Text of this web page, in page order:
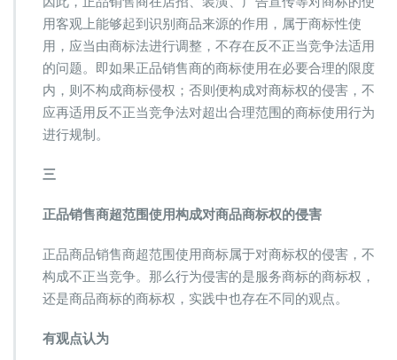
用客观上能够起到识别商品来源的作用，属于商标性使
用，应当由商标法进行调整，不存在反不正当竞争法适用
的问题。即如果正品销售商的商标使用在必要合理的限度
内，则不构成商标侵权；否则便构成对商标权的侵害，不
应再适用反不正当竞争法对超出合理范围的商标使用行为
进行规制。
三
正品销售商超范围使用构成对商品商标权的侵害
正品商品销售商超范围使用商标属于对商标权的侵害，不
构成不正当竞争。那么行为侵害的是服务商标的商标权，
还是商品商标的商标权，实践中也存在不同的观点。
有观点认为